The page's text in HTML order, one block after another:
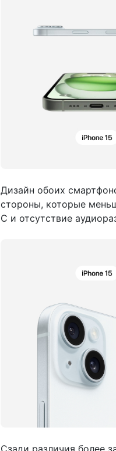
Дизайн обоих
стороны, которые
C и отсутствие